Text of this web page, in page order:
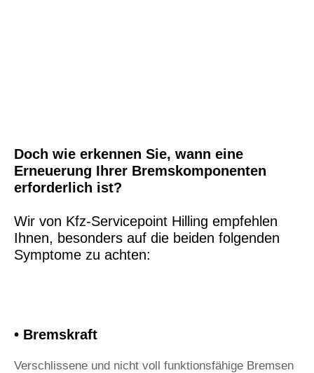
Doch wie erkennen Sie, wann eine
Erneuerung Ihrer Bremskomponenten
erforderlich ist?
Wir von Kfz-Servicepoint Hilling empfehlen
Ihnen, besonders auf die beiden folgenden
Symptome zu achten:
• Bremskraft
Verschlissene und nicht voll funktionsfähige Bremsen